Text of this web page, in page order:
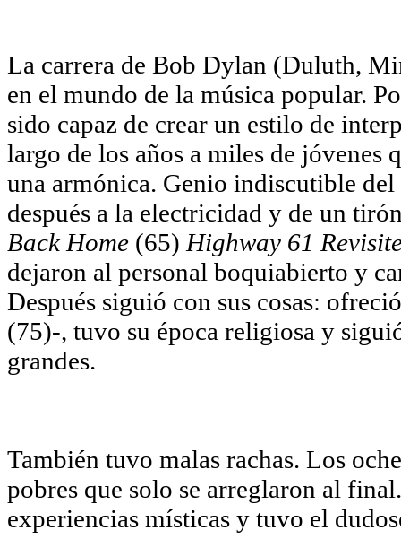
La carrera de Bob Dylan (Duluth,
en el mundo de la música popular.
sido capaz de crear un estilo de
largo de los años a miles de jóvenes
una armónica. Genio indiscutible
después a la electricidad y de un
Back Home (65) Highway 61
dejaron al personal boquiabierto y
Después siguió con sus cosas:
(75)-, tuvo su época religiosa y
grandes.
También tuvo malas rachas. Los
pobres que solo se arreglaron al
experiencias místicas y tuvo el